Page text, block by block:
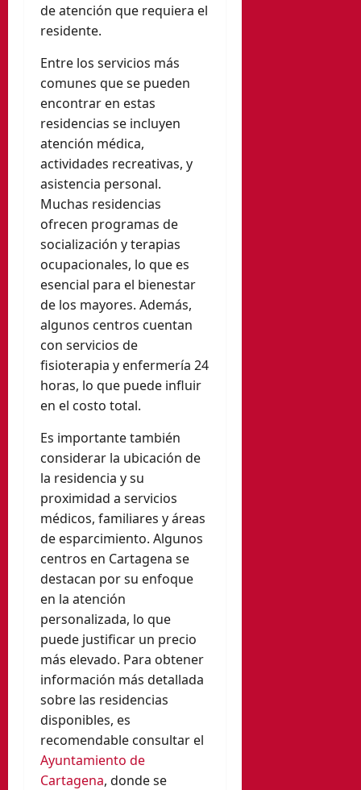
de atención que requiera el
residente.
Entre los servicios más
comunes que se pueden
encontrar en estas
residencias se incluyen
atención médica,
actividades recreativas, y
asistencia personal.
Muchas residencias
ofrecen programas de
socialización y terapias
ocupacionales, lo que es
esencial para el bienestar
de los mayores. Además,
algunos centros cuentan
con servicios de
fisioterapia y enfermería 24
horas, lo que puede influir
en el costo total.
Es importante también
considerar la ubicación de
la residencia y su
proximidad a servicios
médicos, familiares y áreas
de esparcimiento. Algunos
centros en Cartagena se
destacan por su enfoque
en la atención
personalizada, lo que
puede justificar un precio
más elevado. Para obtener
información más detallada
sobre las residencias
disponibles, es
recomendable consultar el
Ayuntamiento de
Cartagena, donde se